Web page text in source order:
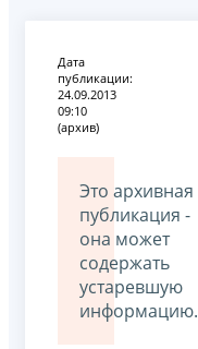
Дата
публикации:
24.09.2013
09:10
(архив)
Это архивная
публикация -
она может
содержать
устаревшую
информацию.